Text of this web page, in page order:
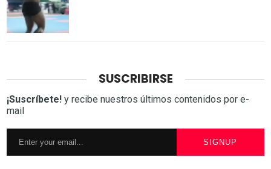
SUSCRIBIRSE
¡Suscríbete! y recibe nuestros últimos contenidos por e-
mail